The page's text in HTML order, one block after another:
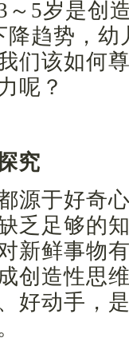
～5岁是创
降趋势，幼
们该如何
呢？
究
源于好奇
乏足够的
新鲜事物
创造性思
好动手，